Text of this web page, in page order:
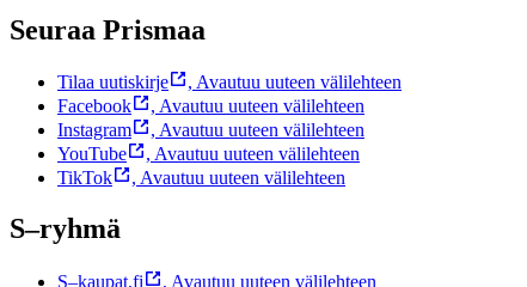
Seuraa Prismaa
Tilaa uutiskirje , Avautuu uuteen välilehteen
Facebook
, Avautuu uuteen välilehteen
Instagram
, Avautuu uuteen välilehteen
YouTube
, Avautuu uuteen välilehteen
TikTok
, Avautuu uuteen välilehteen
S–ryhmä
S–kaupat.fi , Avautuu uuteen välilehteen